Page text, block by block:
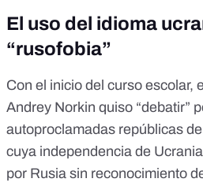
El uso del idioma
“rusofobia”
Con el inicio del curso escolar,
Andrey Norkin quiso “debatir”
autoproclamadas repúblicas
cuya independencia de
por Rusia sin reconocimiento